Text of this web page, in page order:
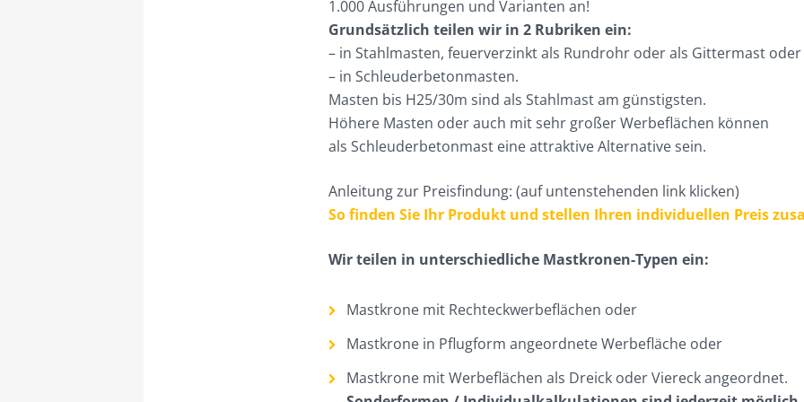
1.000 Ausführungen und Varianten an!
Grundsätzlich teilen wir in 2 Rubriken ein:
– in Stahlmasten, feuerverzinkt als Rundrohr oder als Gittermast oder
– in Schleuderbetonmasten.
Masten bis H25/30m sind als Stahlmast am günstigsten.
Höhere Masten oder auch mit sehr großer Werbeflächen können
als Schleuderbetonmast eine attraktive Alternative sein.
Anleitung zur Preisfindung: (auf untenstehenden link klicken)
So finden Sie Ihr Produkt und stellen Ihren individuellen Preis
Wir teilen in unterschiedliche Mastkronen-Typen ein:
Mastkrone mit Rechteckwerbeflächen oder
Mastkrone in Pflugform angeordnete Werbefläche oder
Mastkrone mit Werbeflächen als Dreick oder Viereck angeordnet.